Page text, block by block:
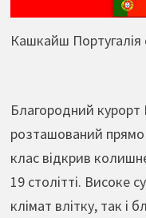
Кашкайш Португалія
Благородний курорт
розташований
клас відкрив
19 столітті. Високе
клімат влітку, так і